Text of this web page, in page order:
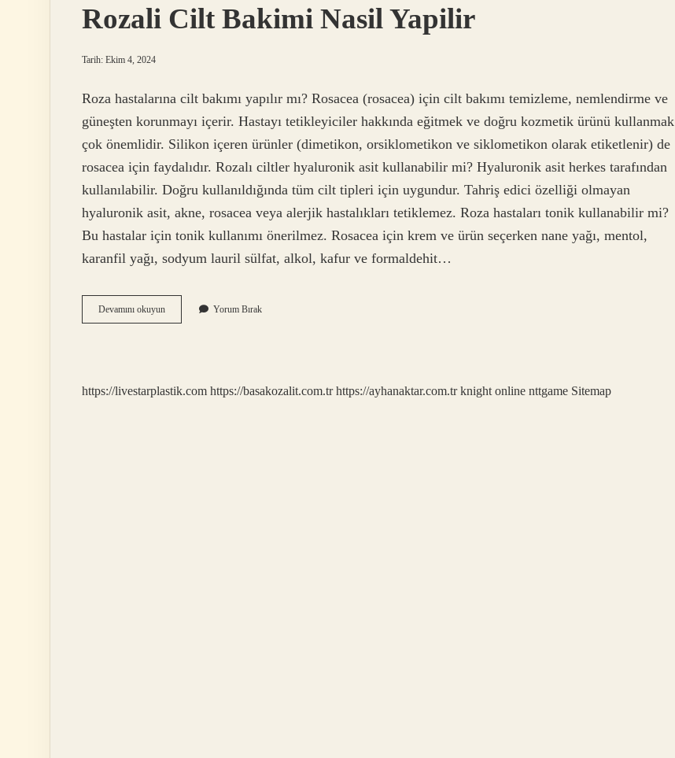
Rozali Cilt Bakimi Nasil Yapilir
Tarih: Ekim 4, 2024
Roza hastalarına cilt bakımı yapılır mı? Rosacea (rosacea) için cilt bakımı temizleme, nemlendirme ve
güneşten korunmayı içerir. Hastayı tetikleyiciler hakkında eğitmek ve doğru kozmetik ürünü kullanmak
çok önemlidir. Silikon içeren ürünler (dimetikon, orsiklometikon ve siklometikon olarak etiketlenir) de
rosacea için faydalıdır. Rozalı ciltler hyaluronik asit kullanabilir mi? Hyaluronik asit herkes tarafından
kullanılabilir. Doğru kullanıldığında tüm cilt tipleri için uygundur. Tahriş edici özelliği olmayan
hyaluronik asit, akne, rosacea veya alerjik hastalıkları tetiklemez. Roza hastaları tonik kullanabilir mi?
Bu hastalar için tonik kullanımı önerilmez. Rosacea için krem ​​ve ürün seçerken nane yağı, mentol,
karanfil yağı, sodyum lauril sülfat, alkol, kafur ve formaldehit…
Devamını okuyunRozali
Cilt
Yorum Bırak
https://livestarplastik.com https://basakozalit.com.tr https://ayhanaktar.com.tr knight online nttgame Sitemap